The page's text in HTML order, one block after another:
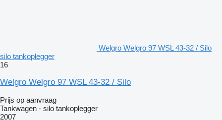
Welgro Welgro 97 WSL 43-32 / Silo
silo tankoplegger
16
Welgro Welgro 97 WSL 43-32 / Silo
Prijs op aanvraag
Tankwagen - silo tankoplegger
2007